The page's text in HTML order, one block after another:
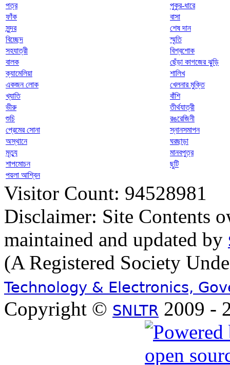
পত্র
পুকুর-ধারে
ফাঁক
বাসা
সুন্দর
শেষ দান
বিচ্ছেদ
স্মৃতি
সহযাত্রী
বিশ্বশোক
বালক
ছেঁড়া কাগজের ঝুড়ি
ক্যামেলিয়া
শালিখ
একজন লোক
খেলনার মুক্তি
খ্যাতি
বাঁশি
ভীরু
তীর্থযাত্রী
শুচি
রঙরেজিনী
প্রেমের সোনা
স্নানসমাপন
অস্থানে
ঘরছাড়া
মৃত্যু
মানবপুত্র
শাপমোচন
ছুটি
পয়লা আশ্বিন
Visitor Count: 94528981
Disclaimer: Site Contents
maintained and updated by
(A Registered Society
Technology & Electronics,
Copyright © SNLTR 2009 -